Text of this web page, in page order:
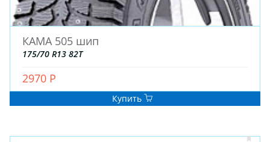
КАМА 505 шип
175/70 R13 82T
2970 Р
Купить